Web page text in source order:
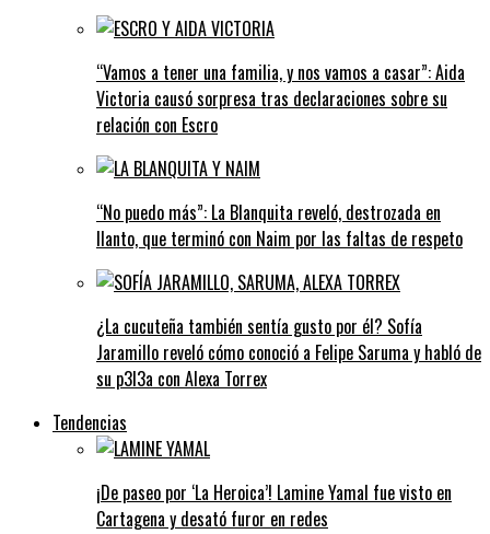
“Vamos a tener una familia, y nos vamos a casar”: Aida
Victoria causó sorpresa tras declaraciones sobre su
relación con Escro
“No puedo más”: La Blanquita reveló, destrozada en
llanto, que terminó con Naim por las faltas de respeto
¿La cucuteña también sentía gusto por él? Sofía
Jaramillo reveló cómo conoció a Felipe Saruma y habló de
su p3l3a con Alexa Torrex
Tendencias
¡De paseo por ‘La Heroica’! Lamine Yamal fue visto en
Cartagena y desató furor en redes